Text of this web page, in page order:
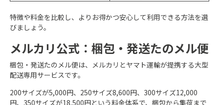
特徴や料金を比較し、よりお得かつ安心して利用できる方法を選
びましょう。
メルカリ公式：梱包・発送たのメル便
梱包・発送たのメル便は、メルカリとヤマト運輸が提携する大型
配送専用サービスです。
200サイズが5,000円、250サイズ8,600円、300サイズ12,000
円、350サイズが18,500円という料金体系で、梱包から集荷まで